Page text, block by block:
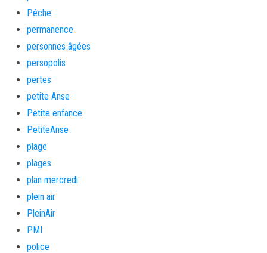
Pêche
permanence
personnes âgées
persopolis
pertes
petite Anse
Petite enfance
PetiteAnse
plage
plages
plan mercredi
plein air
PleinAir
PMI
police